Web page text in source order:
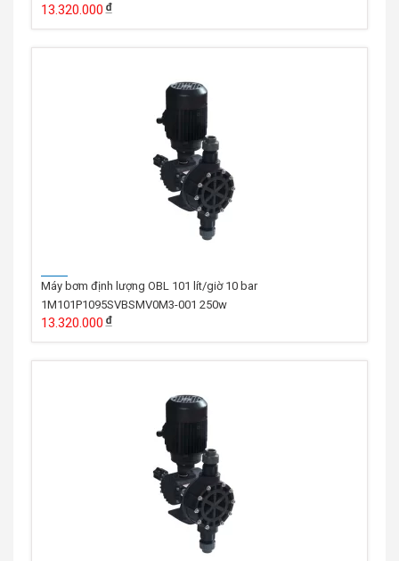
13.320.000
Máy bơm định lượng OBL 101 lít/giờ 10 bar
1M101P1095SVBSMV0M3-001 250w
13.320.000